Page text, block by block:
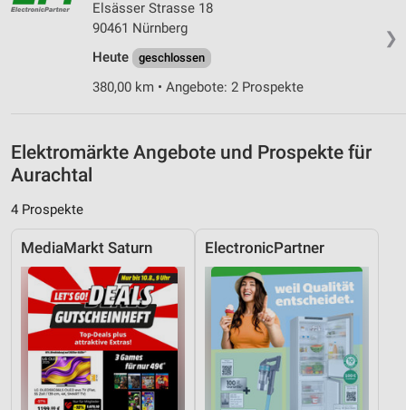
❯
Elsässer Strasse 18
90461 Nürnberg
Heute
geschlossen
380,00 km • Angebote: 2 Prospekte
Elektromärkte Angebote und Prospekte für
Aurachtal
4 Prospekte
MediaMarkt Saturn ElectronicPartner
Entwicklung und Verbesserung der Angebote
Verwendung reduzierter Daten zur Auswahl von
Geräte anhand von aktiv angeforderten
Informationen identifizieren
Nicht-IAB-Verarbeitungszwecke:
Notwendig
Performance
Funktional
Werbung